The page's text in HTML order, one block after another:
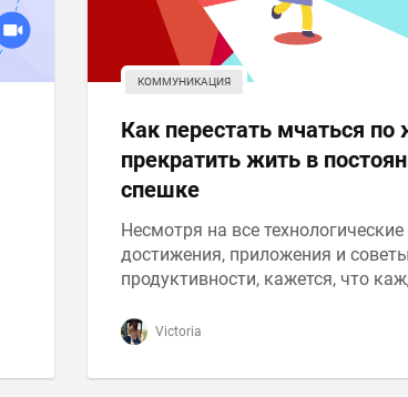
КОММУНИКАЦИЯ
Как перестать мчаться по
прекратить жить в
спешке
Несмотря на все технологические
достижения, приложения и
продуктивности, кажется, что
Victoria